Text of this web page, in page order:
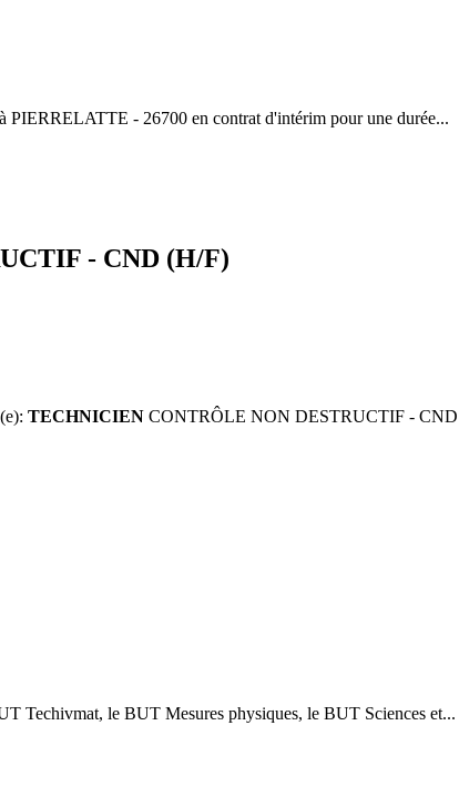
à PIERRELATTE - 26700 en contrat d'intérim pour une durée...
- CND (H/F)
TECHNICIEN CONTRÔLE NON DESTRUCTIF - CND
Techivmat, le BUT Mesures physiques, le BUT Sciences et...